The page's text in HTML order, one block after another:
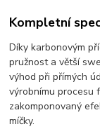
Kompletní
Díky karbonovým
pružnost a větší
výhod při přímých
výrobnímu procesu
zakomponovaný
míčky.